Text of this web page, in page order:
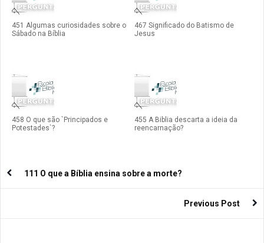
451 Algumas curiosidades sobre o
Sábado na Bíblia
467 Significado do Batismo de
Jesus
458 O que são `Principados e
Potestades`?
455 A Biblia descarta a ideia da
reencarnação?
111 O que a Bíblia ensina sobre a morte?
Previous Post